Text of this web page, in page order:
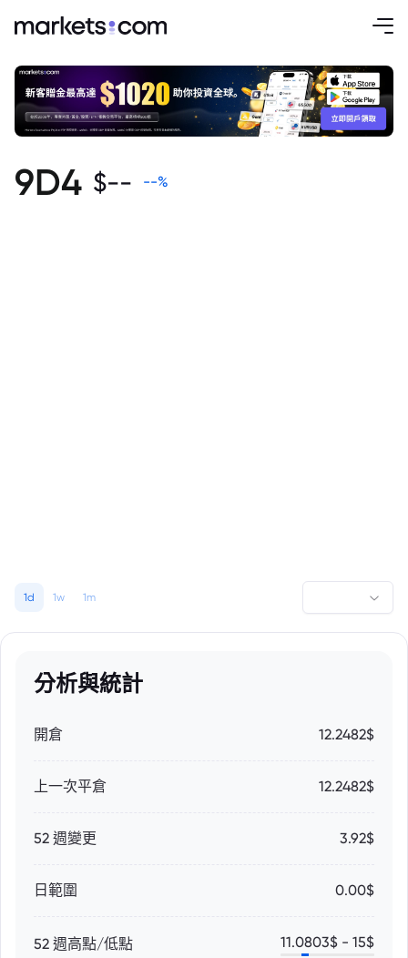
9D4 $-- --%
1d 1w 1m
分析與統計
開倉 12.2482$
上一次平倉 12.2482$
52 週變更 3.92$
日範圍 0.00$
52 週高點/低點 11.0803$ - 15$